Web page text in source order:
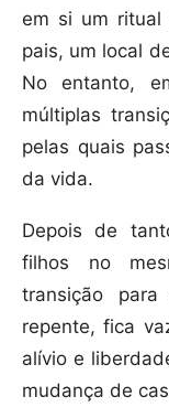
em si um ritual
pais, um local
No entanto,
múltiplas
pelas quais
da vida.
Depois de
filhos no
transição
repente, fica
alívio e
mudança de